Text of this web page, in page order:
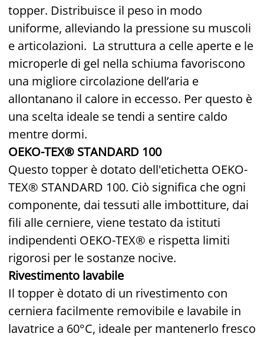
topper. Distribuisce il peso in modo
uniforme, alleviando la pressione su muscoli
e articolazioni. La struttura a celle aperte e le
microperle di gel nella schiuma favoriscono
una migliore circolazione dell’aria e
allontanano il calore in eccesso. Per questo è
una scelta ideale se tendi a sentire caldo
mentre dormi.
OEKO-TEX® STANDARD 100
Questo topper è dotato dell'etichetta OEKO-
TEX® STANDARD 100. Ciò significa che ogni
componente, dai tessuti alle imbottiture, dai
fili alle cerniere, viene testato da istituti
indipendenti OEKO-TEX® e rispetta limiti
rigorosi per le sostanze nocive.
Rivestimento lavabile
Il topper è dotato di un rivestimento con
cerniera facilmente removibile e lavabile in
lavatrice a 60°C, ideale per mantenerlo fresco